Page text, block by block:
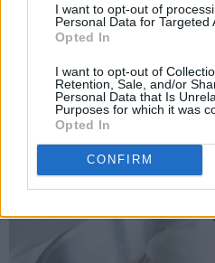
I want to opt-out of
Personal Data for Targeted
Opted In
I want to opt-out of
Retention, Sale, and/or
Personal Data that Is
Purposes for which it was
Opted In
CONFIRM
Til sjokoladekremen piskes
Pisk inn eggeplommene til en
inn kakao og vaniljesukkeret.